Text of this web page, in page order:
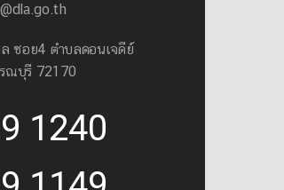
ซอย4 ตำบลดอนเจดีย์
ณบุรี 72170
1240